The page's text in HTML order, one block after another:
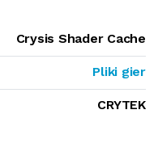
Crysis Shader Cache
Pliki gier
CRYTEK